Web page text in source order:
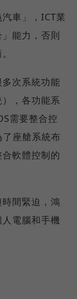
車」，ICT業
能力，否則
次系統功能
），各功能系
需要整合控
座艙系統布
軟體控制的
間緊迫，鴻
電腦和手機